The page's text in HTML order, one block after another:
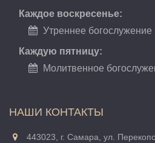
Каждое воскресенье:
Утреннее богослужение
Каждую пятницу:
Молитвенное
НАШИ КОНТАКТЫ
443023, г. Самара, ул.